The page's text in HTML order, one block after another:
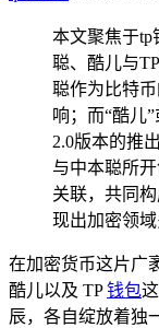
本文聚焦于tp
聪、酷儿与
聪作为比特
响；而“酷儿
2.0版本的推
与中本聪所
关联，共同
现出加密领
在加密货币这片广
酷儿以及 TP钱包
辰，各自绽放着独